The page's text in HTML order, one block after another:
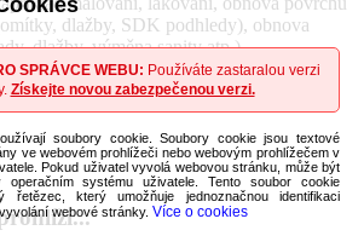
dlažby, SDK podhledy), obnova
dlažby, výměna sanity atp.).
SPRÁVCE WEBU: Používáte zastaralou verzi
Získejte novou zabezpečenou verzi.
soubory cookie. Soubory cookie jsou textové
ve webovém prohlížeči nebo webovým prohlížečem v
Pokud uživatel vyvolá webovou stránku, může být
systému uživatele. Tento soubor cookie
řetězec, který umožňuje jednoznačnou identifikaci
webové stránky. Více o cookies